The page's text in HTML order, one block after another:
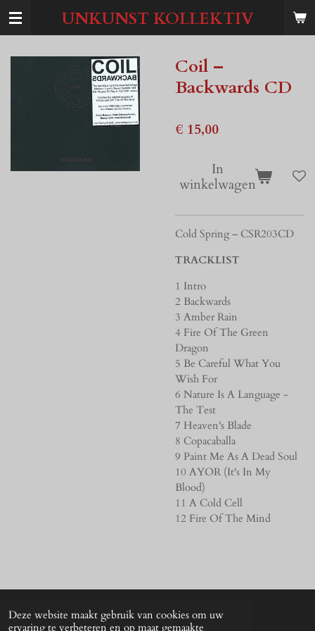
Deze website maakt gebruik van cookies om uw
ervaring te verbeteren en op maat gemaakte
Ga
de
hoofdinhoud
UNKUNST KOLLEKTIV
Coil –
Backwards CD
€ 15,00
In
winkelwagen
Cold Spring – CSR203CD
TRACKLIST
1 Intro
2 Backwards
3 Amber Rain
4 Fire Of The Green
Dragon
5 Be Careful What You
Wish For
6 Nature Is A Language -
The Test
7 Heaven's Blade
8 Copacaballa
9 Paint Me As A Dead Soul
10 AYOR (It's In My
Blood)
11 A Cold Cell
12 Fire Of The Mind
© 2024 - 2026 UNkunst Music